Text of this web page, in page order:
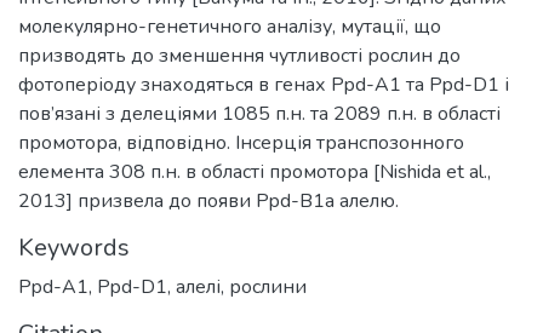
молекулярно-генетичного аналізу, мутації, що
призводять до зменшення чутливості рослин до
фотоперіоду знаходяться в генах Ppd-A1 та Ppd-D1 і
пов’язані з делеціями 1085 п.н. та 2089 п.н. в області
промотора, відповідно. Інсерція транспозонного
елемента 308 п.н. в області промотора [Nishida et al.,
2013] призвела до появи Ppd-B1a алелю.
Keywords
Ppd-A1, Ppd-D1, алелі, рослини